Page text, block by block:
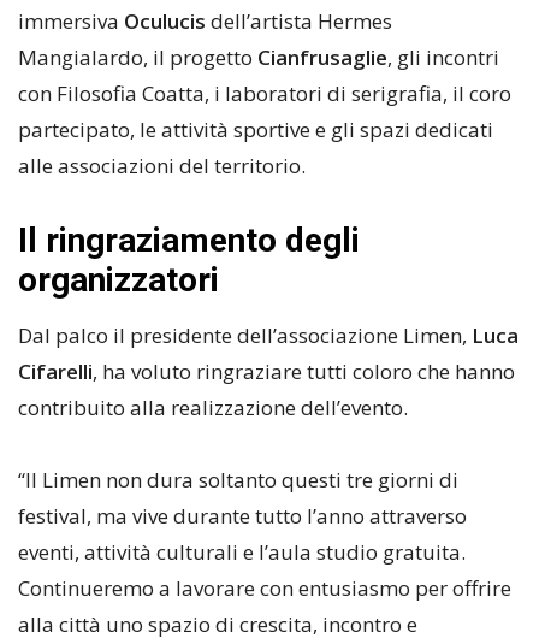
immersiva Oculucis dell’artista Hermes
Mangialardo, il progetto Cianfrusaglie, gli incontri
con Filosofia Coatta, i laboratori di serigrafia, il coro
partecipato, le attività sportive e gli spazi dedicati
alle associazioni del territorio.
Il ringraziamento degli
organizzatori
Dal palco il presidente dell’associazione Limen, Luca
Cifarelli, ha voluto ringraziare tutti coloro che hanno
contribuito alla realizzazione dell’evento.
“Il Limen non dura soltanto questi tre giorni di
festival, ma vive durante tutto l’anno attraverso
eventi, attività culturali e l’aula studio gratuita.
Continueremo a lavorare con entusiasmo per offrire
alla città uno spazio di crescita, incontro e